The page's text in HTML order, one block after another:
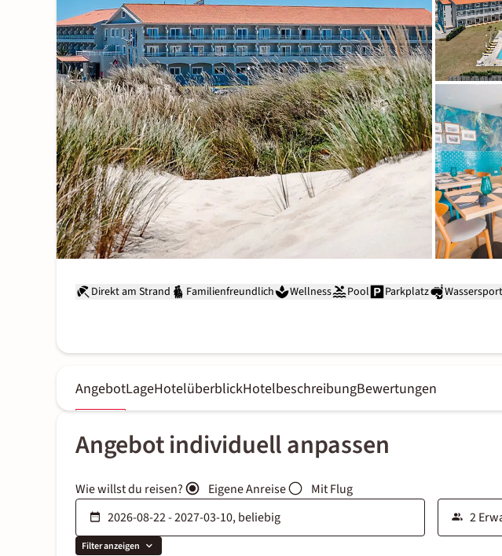
Direkt am Strand Familienfreundlich Wellness Pool Parkplatz Wassersport
AngebotLageHotelüberblickHotelbeschreibungBewertungen
Angebot individuell anpassen
Wie willst du reisen? Eigene Anreise Mit Flug
Filter anzeigen